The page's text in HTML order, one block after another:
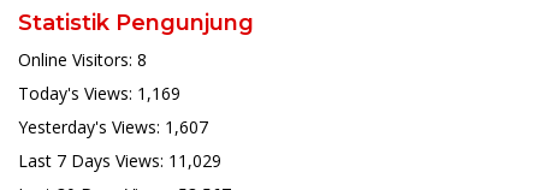
Statistik Pengunjung
Online Visitors: 8
Today's Views: 1,169
Yesterday's Views: 1,607
Last 7 Days Views: 11,029